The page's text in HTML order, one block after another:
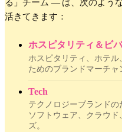
る」チーム — は、次のよう
活きてきます：
ホスピタリティ＆ビ
ホスピタリティ、ホテ
ためのブランドマーチャ
Tech
テクノロジーブランド
ソフトウェア、クラウ
ズ。